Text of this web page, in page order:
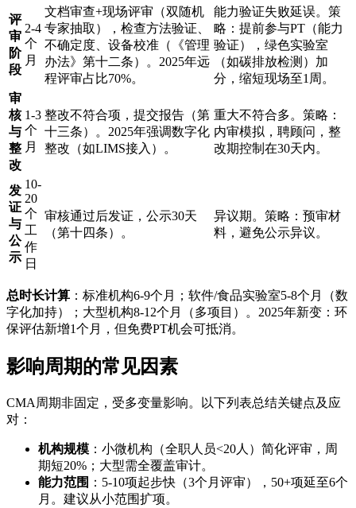
评
审
阶
段
2-4
个
月
文档审查+现场评审（双随机
专家抽取），检查方法验证、
不确定度、设备校准（《管理
办法》第十二条）。2025年远
程评审占比70%。
能力验证失败延误。策
略：提前参与PT（能力
验证），绿色实验室
（如碳排放检测）加
分，缩短现场至1周。
审
核
与
整
改
1-3
个
月
整改不符合项，提交报告（第
十三条）。2025年强调数字化
整改（如LIMS接入）。
重大不符合多。策略：
内审模拟，聘顾问，整
改期控制在30天内。
发
证
与
公
示
10-
20
个
工
作
日
审核通过后发证，公示30天
（第十四条）。
异议期。策略：预审材
料，避免公示异议。
总时长计算 ：标准机构6-9个月；软件/食品实验室5-8个月（数
字化加持）；大型机构8-12个月（多项目）。2025年新变：环
保评估新增1个月，但免费PT机会可抵消。
影响周期的常见因素
CMA周期非固定，受多变量影响。以下列表总结关键点及应
对：
机构规模 ：小微机构（全职人员<20人）简化评审，周
期短20%；大型需全覆盖审计。
能力范围 ：5-10项起步快（3个月评审），50+项延至6个
月。建议从小范围扩项。